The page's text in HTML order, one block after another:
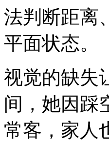
法判断距离
平面状态。
视觉的缺失
间，她因踩
常客，家人